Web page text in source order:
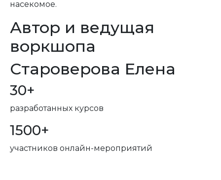
насекомое.
Автор и ведущая
воркшопа
Староверова Елена
30+
разработанных курсов
1500+
участников онлайн-мероприятий